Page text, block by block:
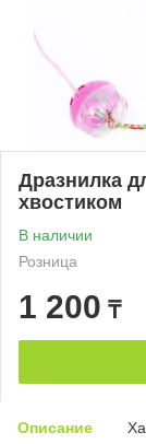
Дразнилка
хвостиком
В наличии
Розница
1 200 ₸
Описание